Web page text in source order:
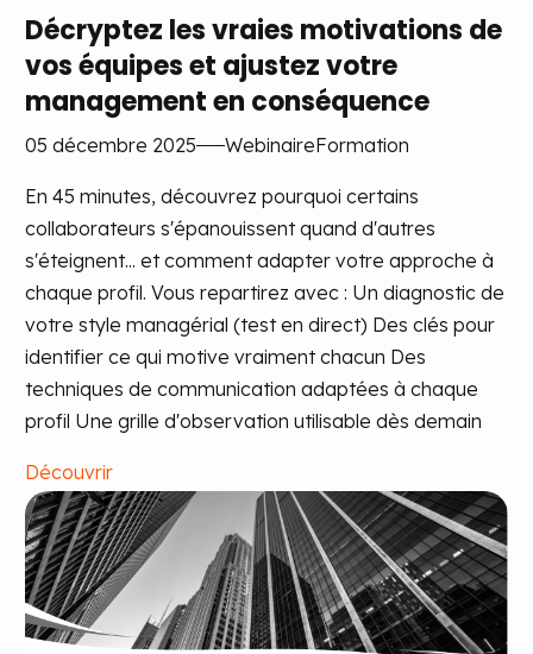
Décryptez les vraies motivations de
vos équipes et ajustez votre
management en conséquence
05 décembre 2025 WebinaireFormation
En 45 minutes, découvrez pourquoi certains
collaborateurs s'épanouissent quand d'autres
s'éteignent... et comment adapter votre approche à
chaque profil. Vous repartirez avec : Un diagnostic de
votre style managérial (test en direct) Des clés pour
identifier ce qui motive vraiment chacun Des
techniques de communication adaptées à chaque
profil Une grille d'observation utilisable dès demain
Découvrir